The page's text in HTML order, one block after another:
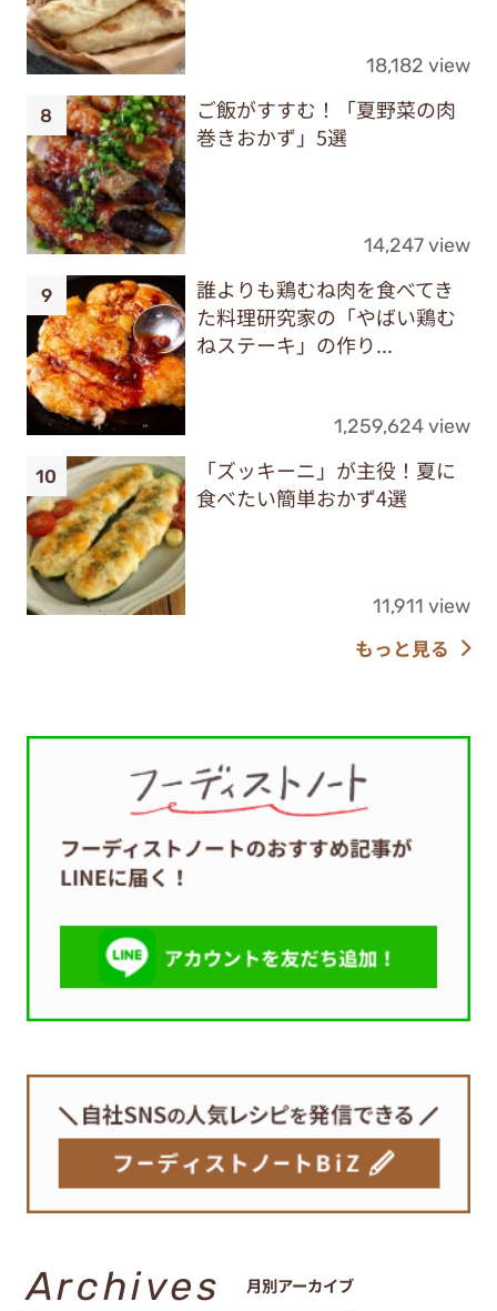
18,182 view
ご飯がすすむ！「夏野菜の肉
巻きおかず」5選
14,247 view
誰よりも鶏むね肉を食べてき
た料理研究家の「やばい鶏む
ねステーキ」の作り...
1,259,624 view
「ズッキーニ」が主役！夏に
食べたい簡単おかず4選
11,911 view
もっと見る
Archives 月別アーカイブ